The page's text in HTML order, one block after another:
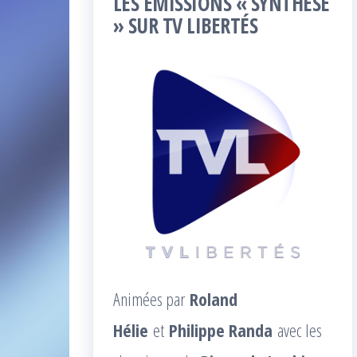
» SUR TV LIBERTÉS
Animées par Roland
Hélie et Philippe Randa avec les